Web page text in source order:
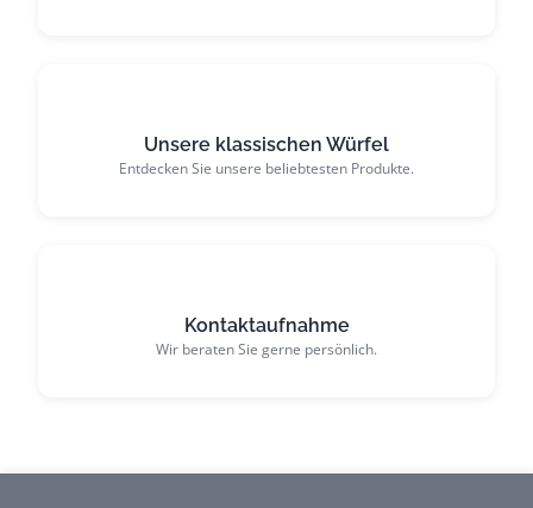
Unsere klassischen Würfel
Entdecken Sie unsere beliebtesten Produkte.
Kontaktaufnahme
Wir beraten Sie gerne persönlich.